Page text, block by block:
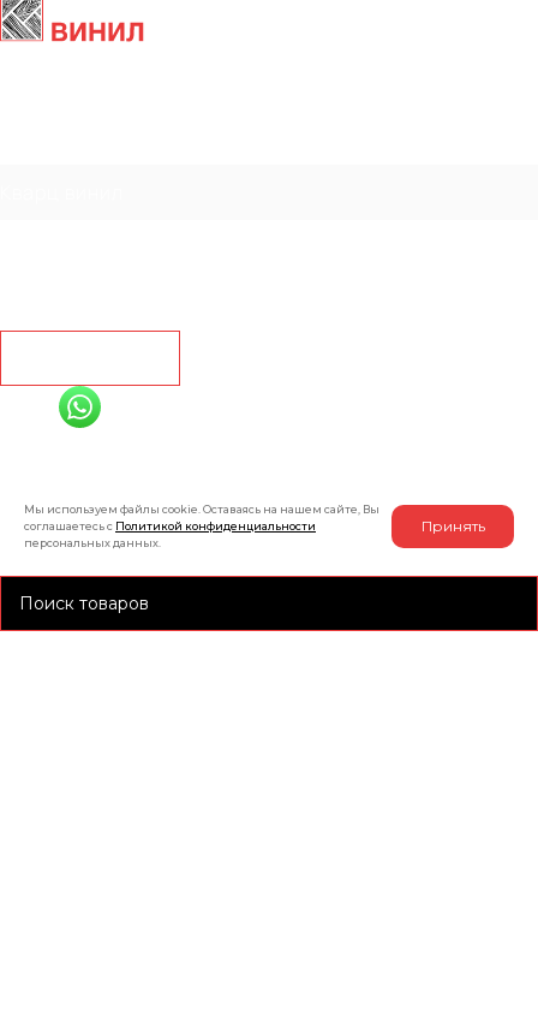
Мы используем файлы cookie. Оставаясь на нашем сайте, Вы
соглашаетесь с Политикой конфиденциальности
персональных данных.
Принять